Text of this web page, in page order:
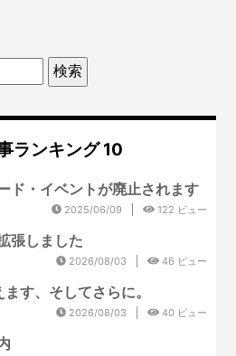
ランキング 10
ド・イベントが廃止されます
2025/06/09 122 ビュー
張しました
2026/08/03 46 ビュー
す、そしてさらに。
2026/08/03 40 ビュー